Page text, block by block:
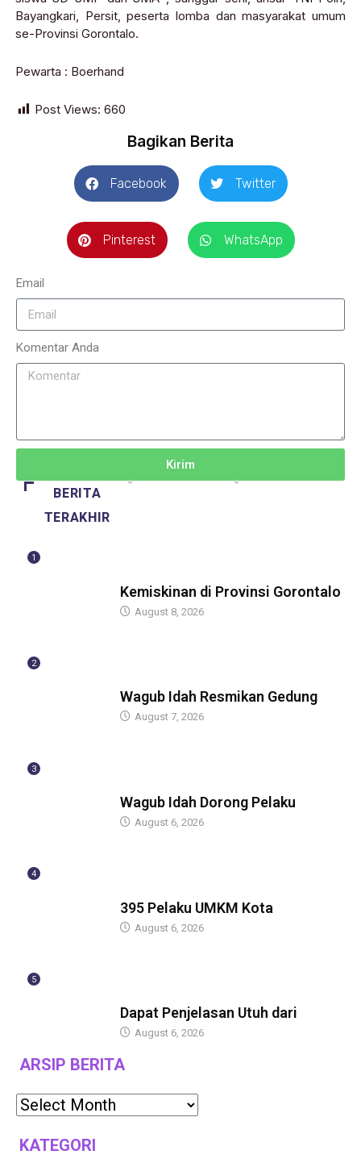
Bayangkari, Persit, peserta lomba dan masyarakat umum
se-Provinsi Gorontalo.
Pewarta : Boerhand
Post Views: 660
Bagikan Berita
Facebook Twitter
Pinterest WhatsApp
Email
Komentar Anda
Kirim
BERITA
TERAKHIR
1
Kemiskinan di Provinsi Gorontalo
August 8, 2026
2
Wagub Idah Resmikan Gedung
August 7, 2026
3
Wagub Idah Dorong Pelaku
August 6, 2026
4
395 Pelaku UMKM Kota
August 6, 2026
5
Dapat Penjelasan Utuh dari
August 6, 2026
ARSIP BERITA
KATEGORI